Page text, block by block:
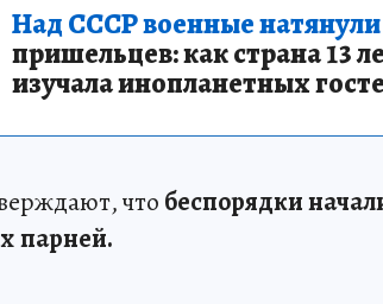
Над СССР военные натянули
пришельцев: как страна 13
изучала инопланетных
что беспорядки
парней.